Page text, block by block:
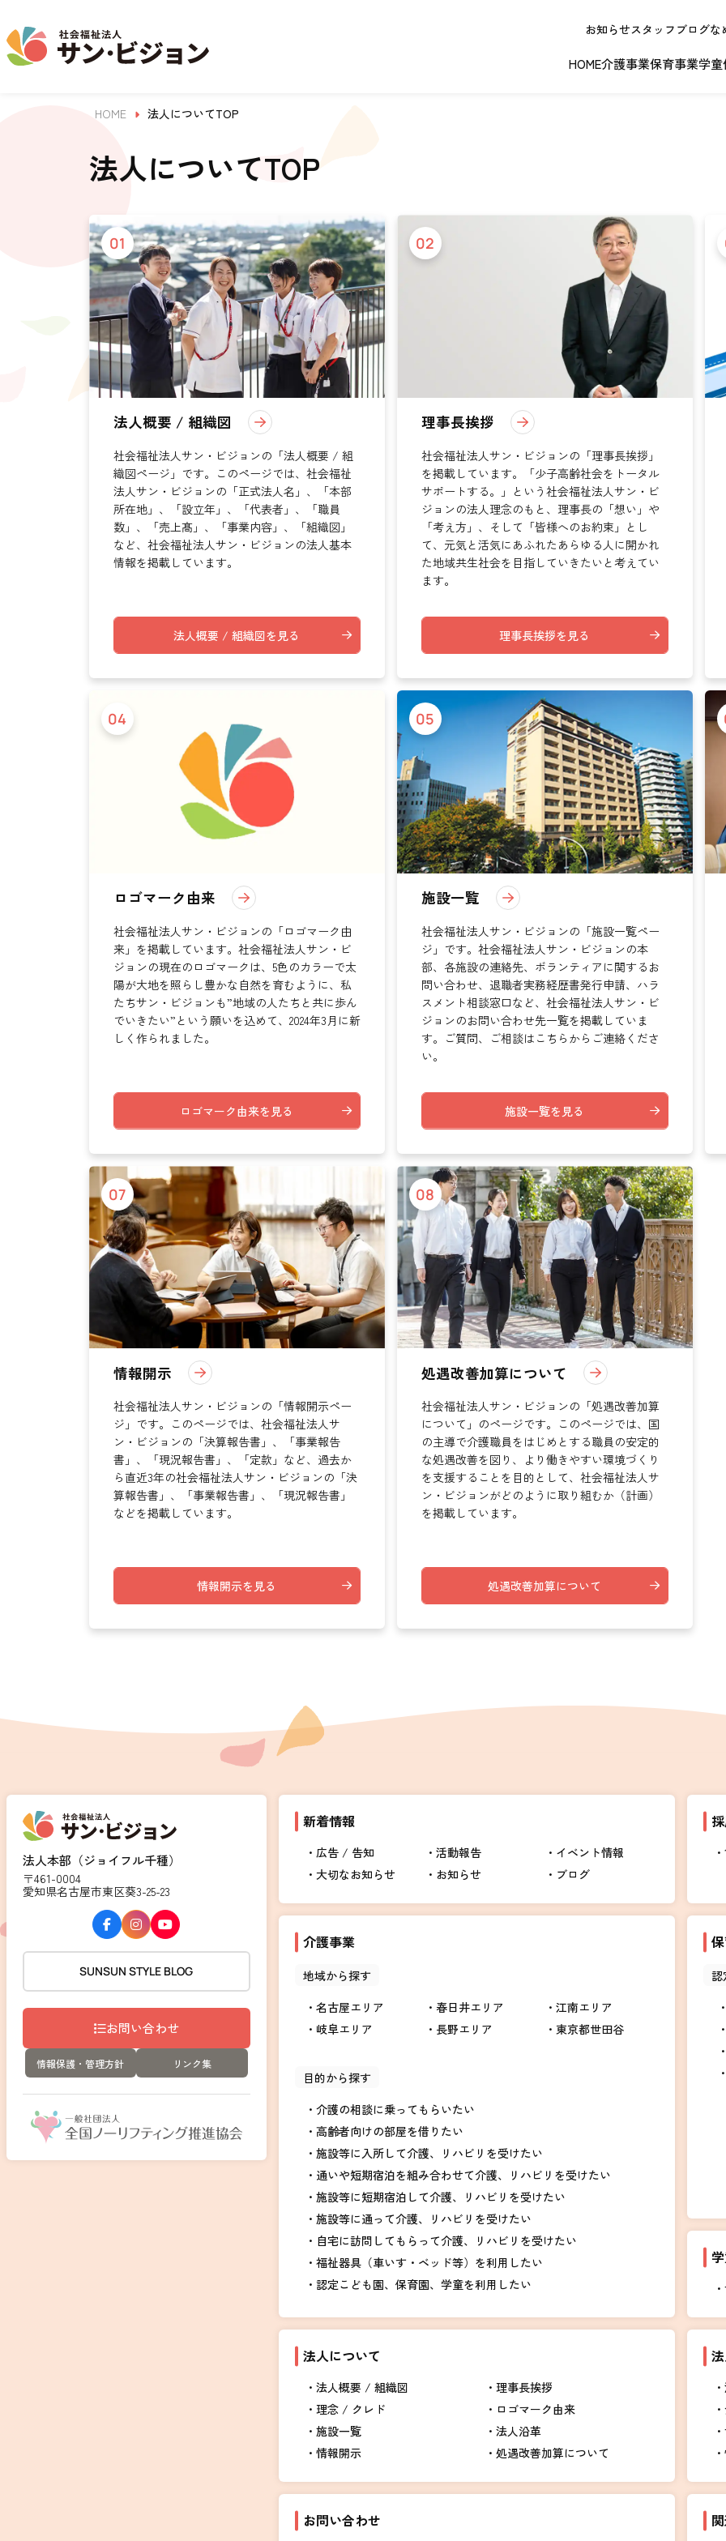
お知らせスタッフブログな
HOME介護事業
地域から探す
名古屋エリア 春日井エリア
目的 / 事業者 / 提供サービスから探す
目的 主な提供サービス / 事業所 複数条件検索
介護の相談に乗ってもらいたい
通いや短期宿泊を組み合わせて介護、
リハビリを受けたい
施設等に入所して介護、リハビリを受けたい
自宅に訪問してもらって
介護、リハビリを受けたい
通いや短期宿泊を組み合わせて介護、
リハビリを受けたい
認定こども園、保育園、学童を利用したい
保育事業
ジョイフル守山保育園 ジョイフルドーム前こども園 ジョイフル多治見
学
学童保育事業
サン・サンスクール
東山公園
法人について
法人概要 / 組織図 理念 / クレ
施設一覧 情報開示
法人の取り組み
活動報告 ノーリフティングポリシー 介護記録シス
サンサンワイナリー 情報保護・管
お問い合わせ
お問い合わせ一覧
ボランティアに関する
退職者実務経
発行申請
HOME 法人についてTOP
法人についてTOP
01
法人概要 / 組織図
社会福祉法人サン・ビジョンの「法人概要 / 組
織図ページ」です。このページでは、社会福祉
法人サン・ビジョンの「正式法人名」、「本部
所在地」、「設立年」、「代表者」、「職員
数」、「売上髙」、「事業内容」、「組織図」
など、社会福祉法人サン・ビジョンの法人基本
情報を掲載しています。
法人概要 / 組織図を見る
02
理事長挨拶
社会福祉法人サン・ビジョンの「理事長挨拶」
を掲載しています。「少子高齢社会をトータル
サポートする。」という社会福祉法人サン・ビ
ジョンの法人理念のもと、理事長の「想い」や
「考え方」、そして「皆様へのお約束」とし
て、元気と活気にあふれたあらゆる人に開かれ
た地域共生社会を目指していきたいと考えてい
ます。
理事長挨拶を見る
04
ロゴマーク由来
社会福祉法人サン・ビジョンの「ロゴマーク由
来」を掲載しています。社会福祉法人サン・ビ
ジョンの現在のロゴマークは、5色のカラーで太
陽が大地を照らし豊かな自然を育むように、私
たちサン・ビジョンも”地域の人たちと共に歩ん
でいきたい”という願いを込めて、2024年3月に新
しく作られました。
ロゴマーク由来を見る
05
施設一覧
社会福祉法人サン・ビジョンの「施設一覧ペー
ジ」です。社会福祉法人サン・ビジョンの本
部、各施設の連絡先、ボランティアに関するお
問い合わせ、退職者実務経歴書発行申請、ハラ
スメント相談窓口など、社会福祉法人サン・ビ
ジョンのお問い合わせ先一覧を掲載していま
す。ご質問、ご相談はこちらからご連絡くださ
い。
施設一覧を見る
07
情報開示
社会福祉法人サン・ビジョンの「情報開示ペー
ジ」です。このページでは、社会福祉法人サ
ン・ビジョンの「決算報告書」、「事業報告
書」、「現況報告書」、「定款」など、過去か
ら直近3年の社会福祉法人サン・ビジョンの「決
算報告書」、「事業報告書」、「現況報告書」
などを掲載しています。
情報開示を見る
08
処遇改善加算について
社会福祉法人サン・ビジョンの「処遇改善加算
について」のページです。このページでは、国
の主導で介護職員をはじめとする職員の安定的
な処遇改善を図り、より働きやすい環境づくり
を支援することを目的として、社会福祉法人サ
ン・ビジョンがどのように取り組むか（計画）
を掲載しています。
処遇改善加算について
法人本部（ジョイフル千種）
〒461-0004
愛知県名古屋市東区葵3-25-23
SUNSUN STYLE BLOG
お問い合わせ
情報保護・管理方針 リンク集
新着情報
広告 / 告知 活動報告
イベント情報
大切なお知らせ
お知らせ ブログ
介護事業
地域から探す
名古屋エリア
春日井エリア
江南エリア
岐阜エリア
長野エリア 東京都世田谷
目的から探す
介護の相談に乗ってもらいたい
高齢者向けの部屋を借りたい
施設等に入所して介護、リハビリを受けたい
通いや短期宿泊を組み合わせて介護、リハビリを受けたい
施設等に短期宿泊して介護、リハビリを受けたい
施設等に通って介護、リハビリを受けたい
自宅に訪問してもらって介護、リハビリを受けたい
福祉器具（車いす・ベッド等）を利用したい
認定こども園、保育園、学童を利用したい
認
法人について
法人概要 / 組織図
理事長挨拶
理念 / クレド
ロゴマーク由来
施設一覧
法人沿革
情報開示
処遇改善加算について
お問い合わせ